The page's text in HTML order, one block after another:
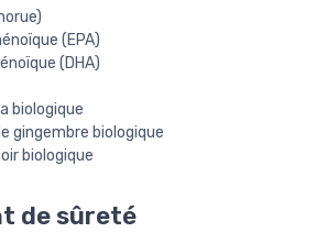
(EPA)
(DHA)
biologique
gingembre biologique
biologique
de sûreté